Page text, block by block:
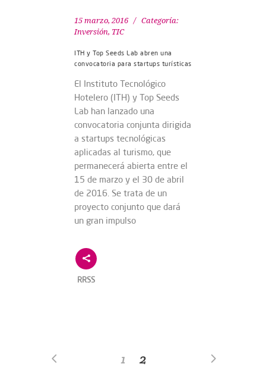
15 marzo, 2016
Categoría:
Inversión, TIC
ITH y Top Seeds Lab abren una
convocatoria para startups turísticas
El Instituto Tecnológico
Hotelero (ITH) y Top Seeds
Lab han lanzado una
convocatoria conjunta dirigida
a startups tecnológicas
aplicadas al turismo, que
permanecerá abierta entre el
15 de marzo y el 30 de abril
de 2016. Se trata de un
proyecto conjunto que dará
un gran impulso
RRSS
1 2